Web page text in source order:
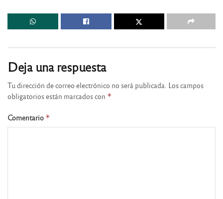
Deja una respuesta
Tu dirección de correo electrónico no será publicada. Los campos
obligatorios están marcados con *
Comentario *